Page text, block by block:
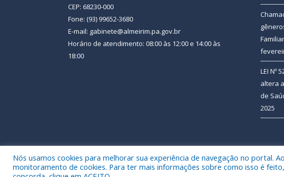
CEP: 68230-000
Fone: (93) 99652-3680
E-mail: gabinete@almeirim.pa.gov.br
Horário de atendimento: 08:00 às 12:00 e 14:00 às
18:00
LEI Nº
altera
de
2025
Todos os direitos reservados a Prefeitura Municipal de Almeirim.
Nós usamos cookies para melhorar sua experiência de navegação no portal.
monitoramento de cookies. Para ter mais informações sobre como isso é